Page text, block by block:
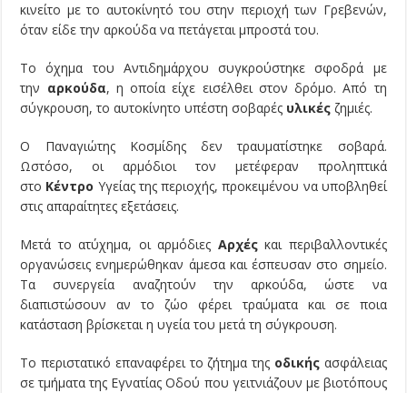
κινείτο με το αυτοκίνητό του στην περιοχή των Γρεβενών,
όταν είδε την αρκούδα να πετάγεται μπροστά του.
Το όχημα του Αντιδημάρχου συγκρούστηκε σφοδρά με
την αρκούδα, η οποία είχε εισέλθει στον δρόμο. Από τη
σύγκρουση, το αυτοκίνητο υπέστη σοβαρές υλικές ζημιές.
Ο Παναγιώτης Κοσμίδης δεν τραυματίστηκε σοβαρά.
Ωστόσο, οι αρμόδιοι τον μετέφεραν προληπτικά
στο Κέντρο Υγείας της περιοχής, προκειμένου να υποβληθεί
στις απαραίτητες εξετάσεις.
Μετά το ατύχημα, οι αρμόδιες Αρχέςκαι περιβαλλοντικές
οργανώσεις ενημερώθηκαν άμεσα και έσπευσαν στο σημείο.
Τα συνεργεία αναζητούν την αρκούδα, ώστε να
διαπιστώσουν αν το ζώο φέρει τραύματα και σε ποια
κατάσταση βρίσκεται η υγεία του μετά τη σύγκρουση.
Το περιστατικό επαναφέρει το ζήτημα της οδικήςασφάλειας
σε τμήματα της Εγνατίας Οδού που γειτνιάζουν με βιοτόπους